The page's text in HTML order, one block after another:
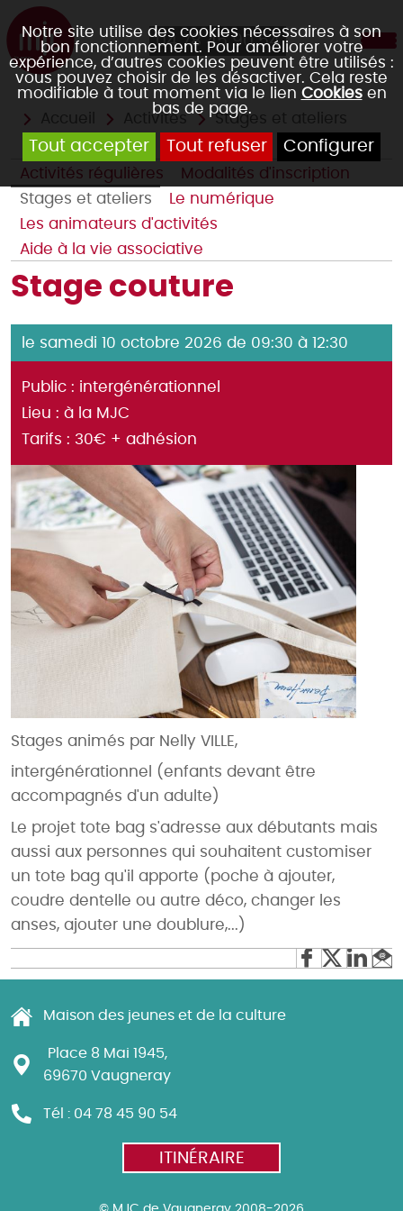
Notre site utilise des cookies nécessaires à son
bon fonctionnement. Pour améliorer votre
expérience, d’autres cookies peuvent être utilisés :
vous pouvez choisir de les désactiver. Cela reste
modifiable à tout moment via le lien Cookiesen
bas de page.
Tout accepter Tout refuser Configurer
04 78 45 90 54
Activités Stages et ateliers
Activités régulières
Modalités d'inscription
Stages et ateliers
Le numérique
Les animateurs d'activités
Aide à la vie associative
Stage couture
le samedi 10 octobre 2026 de 09:30 à 12:30
Public : intergénérationnel
Lieu : à la MJC
Tarifs : 30€ + adhésion
Stages animés par Nelly VILLE,
intergénérationnel (enfants devant être
accompagnés d'un adulte)
Le projet tote bag s'adresse aux débutants mais
aussi aux personnes qui souhaitent customiser
un tote bag qu'il apporte (poche à ajouter,
coudre dentelle ou autre déco, changer les
anses, ajouter une doublure,...)
Maison des jeunes et de la culture
Place 8 Mai 1945,
69670 Vaugneray
Tél : 04 78 45 90 54
ITINÉRAIRE